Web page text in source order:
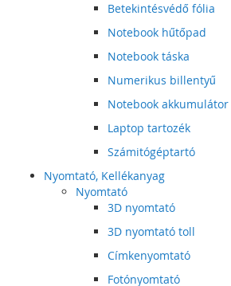
Betekintésvédő fólia
Notebook hűtőpad
Notebook táska
Numerikus billentyű
Notebook akkumulátor
Laptop tartozék
Számitógéptartó
Nyomtató, Kellékanyag
Nyomtató
3D nyomtató
3D nyomtató toll
Címkenyomtató
Fotónyomtató